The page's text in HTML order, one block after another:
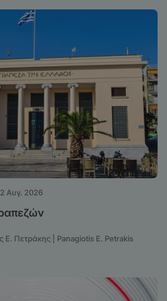
2 Αυγ. 2026
Ε. Πετράκης | Panagiotis E. Petrakis